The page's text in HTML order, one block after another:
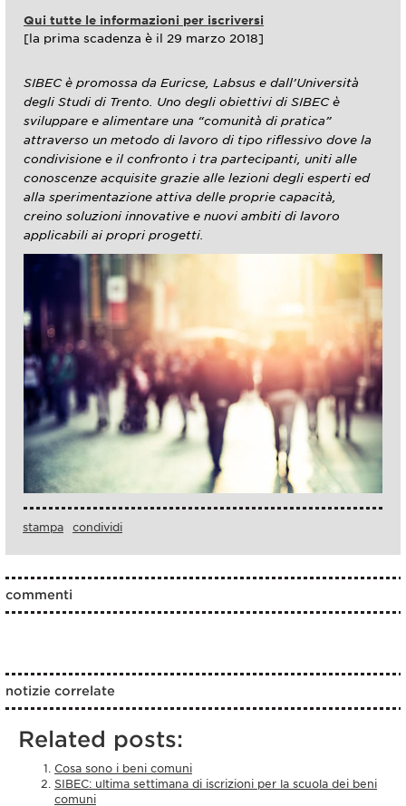
Qui tutte le informazioni per iscriversi
[la prima scadenza è il 29 marzo 2018]
SIBEC è promossa da Euricse, Labsus e dall’Università
degli Studi di Trento. Uno degli obiettivi di SIBEC è
sviluppare e alimentare una “comunità di pratica”
attraverso un metodo di lavoro di tipo riflessivo dove la
condivisione e il confronto i tra partecipanti, uniti alle
conoscenze acquisite grazie alle lezioni degli esperti ed
alla sperimentazione attiva delle proprie capacità,
creino soluzioni innovative e nuovi ambiti di lavoro
applicabili ai propri progetti.
stampa condividi
commenti
notizie correlate
Related posts:
Cosa sono i beni comuni
SIBEC: ultima settimana di iscrizioni per la scuola dei beni
comuni